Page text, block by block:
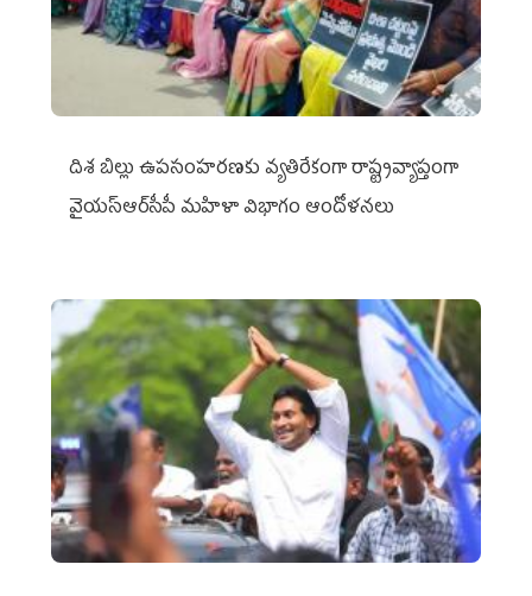
దిశ బిల్లు ఉపసంహరణకు వ్యతిరేకంగా రాష్ట్రవ్యాప్తంగా
వైయ‌స్ఆర్‌సీపీ మహిళా విభాగం ఆందోళనలు